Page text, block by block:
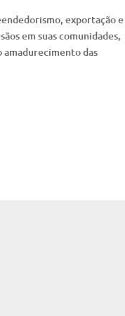
exportação
em suas comunidades,
das